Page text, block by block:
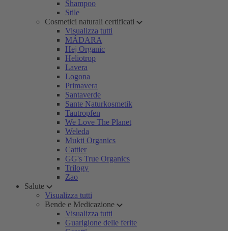
Shampoo
Stile
Cosmetici naturali certificati
Visualizza tutti
MÁDARA
Hej Organic
Heliotrop
Lavera
Logona
Primavera
Santaverde
Sante Naturkosmetik
Tautropfen
We Love The Planet
Weleda
Mukti Organics
Cattier
GG's True Organics
Trilogy
Zao
Salute
Visualizza tutti
Bende e Medicazione
Visualizza tutti
Guarigione delle ferite